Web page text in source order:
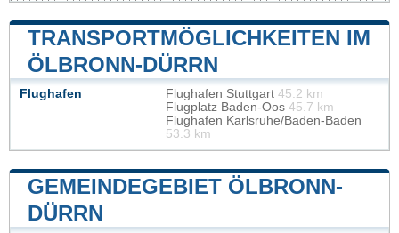
TRANSPORTMÖGLICHKEITEN IM
ÖLBRONN-DÜRRN
Flughafen Flughafen Stuttgart 45.2 km
Flugplatz Baden-Oos 45.7 km
Flughafen Karlsruhe/Baden-Baden
53.3 km
GEMEINDEGEBIET ÖLBRONN-
DÜRRN